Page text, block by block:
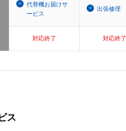
代替機お届けサ
ービス
出張修理
対応終了 対応終了
ス